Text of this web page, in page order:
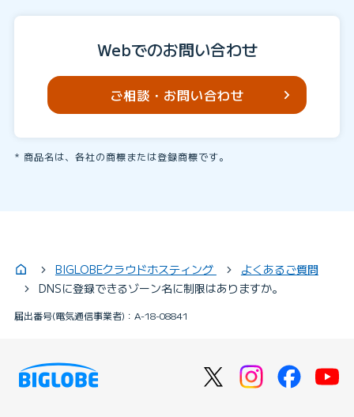
Webでのお問い合わせ
ご相談・お問い合わせ
商品名は、各社の商標または登録商標です。
BIGLOBEクラウドホスティング
よくあるご質問
DNSに登録できるゾーン名に制限はありますか。
届出番号(電気通信事業者)：A-18-08841